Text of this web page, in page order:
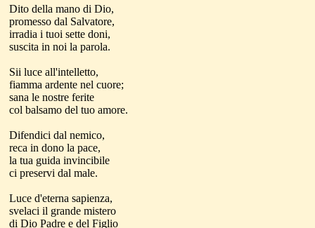
Dito della mano di Dio,
promesso dal Salvatore,
irradia i tuoi sette doni,
suscita in noi la parola.
Sii luce all'intelletto,
fiamma ardente nel cuore;
sana le nostre ferite
col balsamo del tuo amore.
Difendici dal nemico,
reca in dono la pace,
la tua guida invincibile
ci preservi dal male.
Luce d'eterna sapienza,
svelaci il grande mistero
di Dio Padre e del Figlio